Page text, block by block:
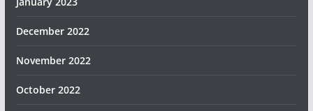
December 2022
November 2022
October 2022